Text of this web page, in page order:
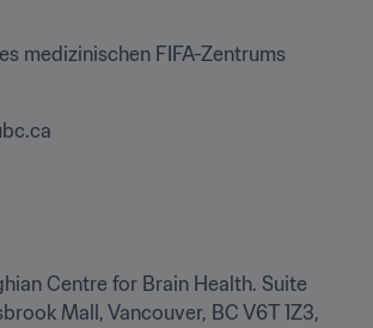
medizinischen FIFA-Zentrums
Centre for Brain Health. Suite
Mall, Vancouver, BC V6T 1Z3,